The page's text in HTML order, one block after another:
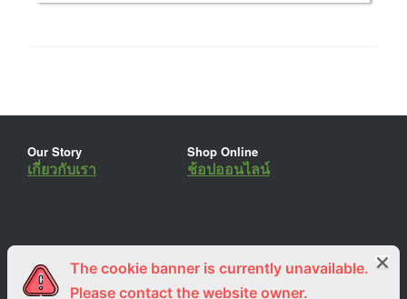
Our Story
เกี่ยวกับเรา
Shop Online
ช้อปออนไลน์
ร่วมงานกับเรา
สมัครงาน
Lemon Farm Cafe
ร้านอาหารอินทรีย์
The cookie banner is currently unavailable.
Please contact the website owner.